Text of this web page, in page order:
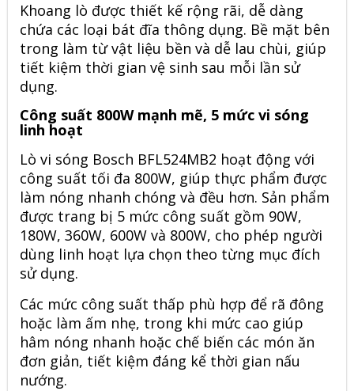
Khoang lò được thiết kế rộng rãi, dễ dàng
chứa các loại bát đĩa thông dụng. Bề mặt bên
trong làm từ vật liệu bền và dễ lau chùi, giúp
tiết kiệm thời gian vệ sinh sau mỗi lần sử
dụng.
Công suất 800W mạnh mẽ, 5 mức vi sóng
linh hoạt
Lò vi sóng Bosch BFL524MB2 hoạt động với
công suất tối đa 800W, giúp thực phẩm được
làm nóng nhanh chóng và đều hơn. Sản phẩm
được trang bị 5 mức công suất gồm 90W,
180W, 360W, 600W và 800W, cho phép người
dùng linh hoạt lựa chọn theo từng mục đích
sử dụng.
Các mức công suất thấp phù hợp để rã đông
hoặc làm ấm nhẹ, trong khi mức cao giúp
hâm nóng nhanh hoặc chế biến các món ăn
đơn giản, tiết kiệm đáng kể thời gian nấu
nướng.